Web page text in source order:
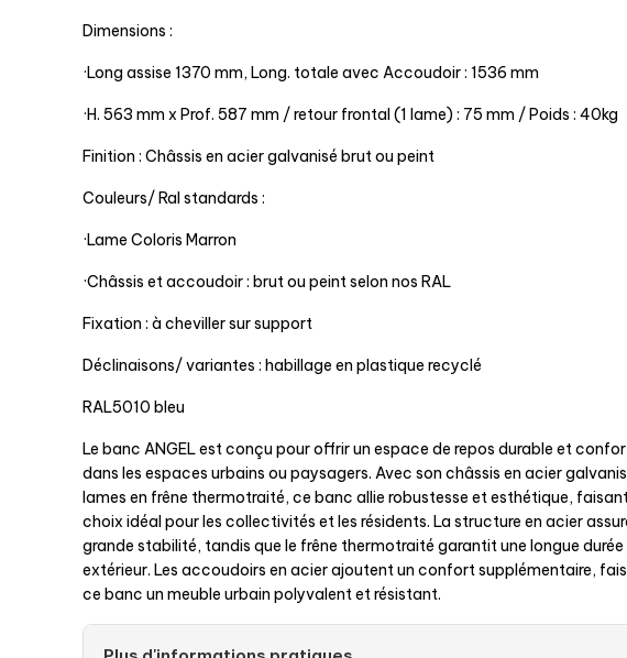
Dimensions :
·Long assise 1370 mm, Long. totale avec Accoudoir : 1536 mm
·H. 563 mm x Prof. 587 mm / retour frontal (1 lame) : 75 mm / Poids : 40kg
Finition : Châssis en acier galvanisé brut ou peint
Couleurs/ Ral standards :
·Lame Coloris Marron
·Châssis et accoudoir : brut ou peint selon nos RAL
Fixation : à cheviller sur support
Déclinaisons/ variantes : habillage en plastique recyclé
RAL5010 bleu
Le banc ANGEL est conçu pour offrir un espace de repos durable et
dans les espaces urbains ou paysagers. Avec son châssis en acier
lames en frêne thermotraité, ce banc allie robustesse et esthétique,
choix idéal pour les collectivités et les résidents. La structure en acier
grande stabilité, tandis que le frêne thermotraité garantit une longue durée
extérieur. Les accoudoirs en acier ajoutent un confort supplémentaire,
ce banc un meuble urbain polyvalent et résistant.